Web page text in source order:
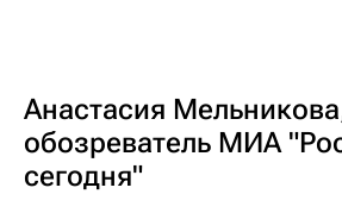
Анастасия
обозреватель МИА
сегодня"